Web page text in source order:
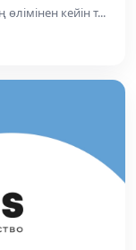
өлімінен кейін т...